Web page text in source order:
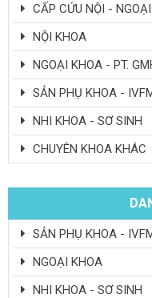
CẤP CỨU NỘI -
NỘI KHOA
NGOẠI KHOA - PT.
SẢN PHỤ KHOA -
NHI KHOA - SƠ SINH
CHUYÊN KHOA KHÁC
SẢN PHỤ KHOA -
NGOẠI KHOA
NHI KHOA - SƠ SINH